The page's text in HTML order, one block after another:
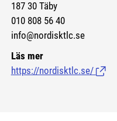
187 30 Täby
010 808 56 40
info@nordisktlc.se
Läs mer
https://nordisktlc.se/